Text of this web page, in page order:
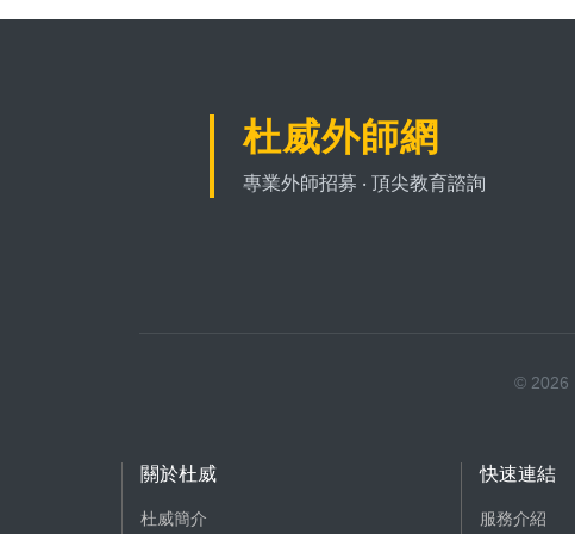
杜威外師網
專業外師招募 ‧ 頂尖教育諮詢
© 2026
關於杜威
杜威簡介
快速連結
服務介紹